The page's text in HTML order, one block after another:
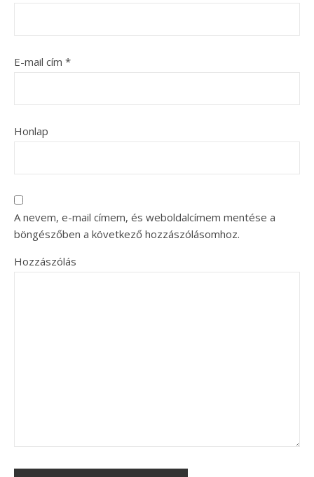
E-mail cím *
Honlap
A nevem, e-mail címem, és weboldalcímem mentése a
böngészőben a következő hozzászólásomhoz.
Hozzászólás